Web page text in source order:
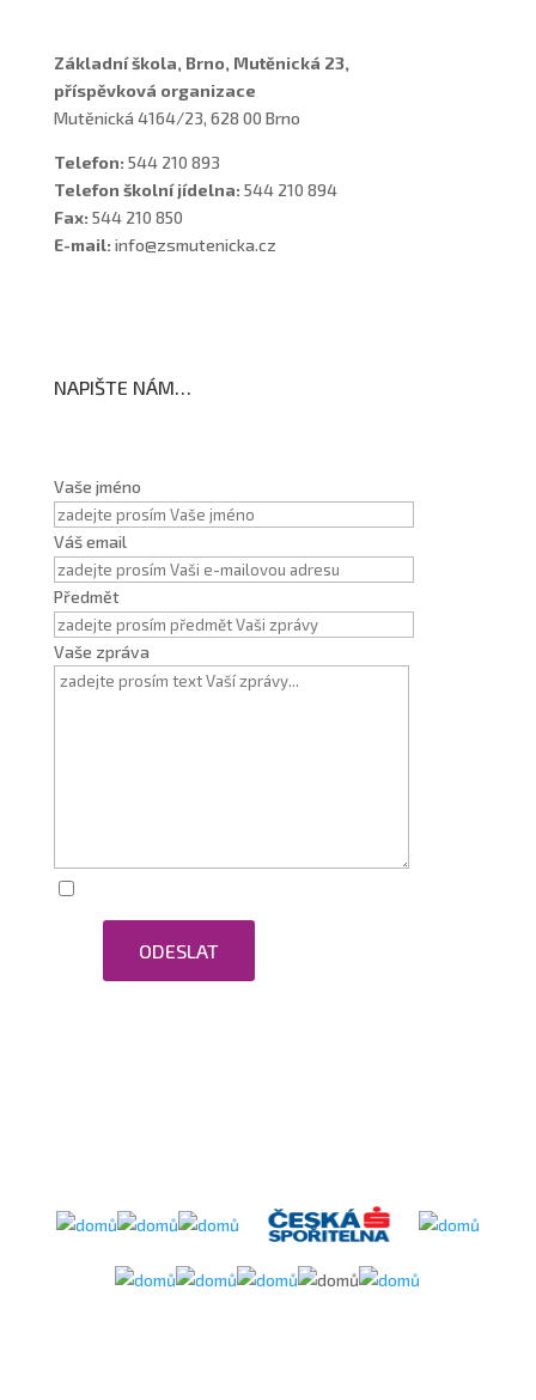
Základní škola, Brno, Mutěnická 23,
příspěvková organizace
Mutěnická 4164/23, 628 00 Brno
Telefon: 544 210 893
Telefon školní jídelna: 544 210 894
Fax: 544 210 850
E-mail: info@zsmutenicka.cz
NAPIŠTE NÁM…
Vaše jméno
Váš email
Předmět
Vaše zpráva
ODESLAT